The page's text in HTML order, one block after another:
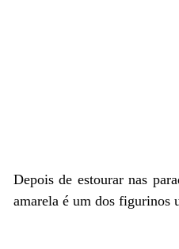
Depois de estourar nas
amarela é um dos figurinos